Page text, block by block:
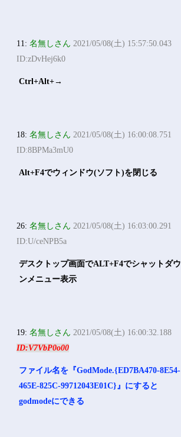
11:名無しさん 2021/05/08(土) 15:57:50.043
ID:zDvHej6k0
Ctrl+Alt+→
18:名無しさん 2021/05/08(土) 16:00:08.751
ID:8BPMa3mU0
Alt+F4でウィンドウ(ソフト)を閉じる
26:名無しさん 2021/05/08(土) 16:03:00.291
ID:U/ceNPB5a
デスクトップ画面でALT+F4でシャットダウ
ンメニュー表示
19:名無しさん 2021/05/08(土) 16:00:32.188
ID:V7VbP0o00
ファイル名を『GodMode.{ED7BA470-8E54-
465E-825C-99712043E01C}』にすると
godmodeにできる